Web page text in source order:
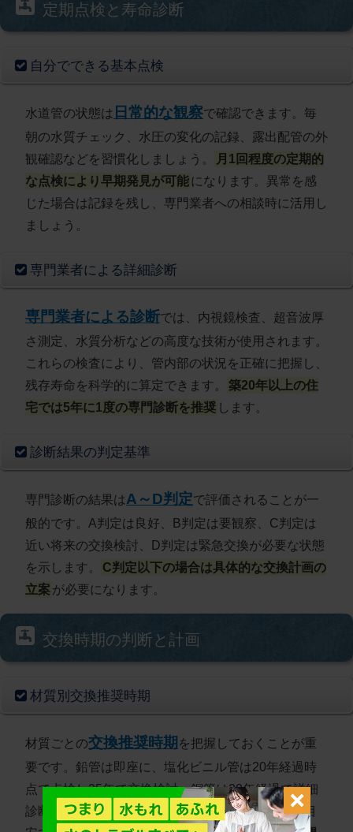
定期点検と寿命診断
自分でできる基本点検
水道管の状態は 日常的な観察で確認できます。毎
朝の水質チェック、水圧の変化の記録、露出配管の外
観確認などを習慣化しましょう。
月1回程度の定期的
な点検により早期発見が可能 になります。異常を感
じた場合は記録を残し、専門業者への相談時に活用し
ましょう。
専門業者による詳細診断
専門業者による診断では、内視鏡検査、超音波厚
さ測定、水質分析などの高度な技術が使用されます。
これらの検査により、管内部の状況を正確に把握し、
残存寿命を科学的に算定できます。
築20年以上の住
宅では5年に1度の専門診断を推奨 します。
診断結果の判定基準
専門診断の結果はA～D判定で評価されることが一
般的です。A判定は良好、B判定は要観察、C判定は
近い将来の交換検討、D判定は緊急交換が必要な状態
を示します。
C判定以下の場合は具体的な交換計画の
立案が必要になります。
交換時期の判断と計画
材質別交換推奨時期
材質ごとの交換推奨時期 を把握しておくことが重
要です。鉛管は即座に、塩化ビニル管は20年経過時
点で点検し25年で交換検討、銅管は30年経過で詳細
診断、ステンレス管は40年経過で点検が一般的な目